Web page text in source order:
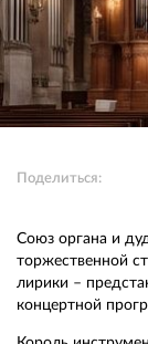
Поделиться:
Союз органа и
торжественной
лирики –
концертной